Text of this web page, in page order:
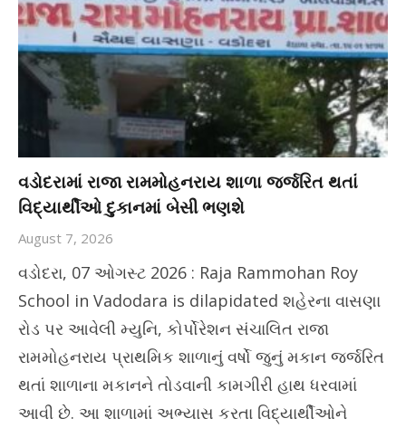
વડોદરામાં રાજા રામમોહનરાય શાળા જર્જરિત થતાં
વિદ્યાર્થીઓ દુકાનમાં બેસી ભણશે
August 7, 2026
વડોદરા, 07 ઓગસ્ટ 2026 : Raja Rammohan Roy
School in Vadodara is dilapidated શહેરના વાસણા
રોડ પર આવેલી મ્યુનિ, કોર્પોરેશન સંચાલિત રાજા
રામમોહનરાય પ્રાથમિક શાળાનું વર્ષો જુનું મકાન જર્જરિત
થતાં શાળાના મકાનને તોડવાની કામગીરી હાથ ધરવામાં
આવી છે. આ શાળામાં અભ્યાસ કરતા વિદ્યાર્થીઓને